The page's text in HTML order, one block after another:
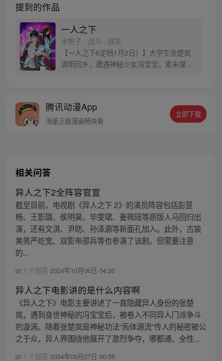
提到的作品
一人之下
米橙子 · 战斗 · 搞笑
【一人之下6定档1月2日！】大学生张楚岚
清明回乡，遭遇神秘少女冯宝宝。素未谋面
密，张楚岚的生活被彻底颠覆，与冯宝宝一
同踏上“异人”之旅。
腾讯动漫App
海量正版漫画畅快看
立即下载
相关问答
异人之下2全阵容官宣
截至目前，电视剧《异人之下 2》的演员阵容包括彭昱
畅、王影璐、侯明昊、毕雯珺、姜珮瑶等原版人马回归出
演，还有文淇、尹昉、孙泽源等新面孔加入。此外，古装
美男严屹宽、双影帝邵兵等也参演了该剧。但需要注意
的...
1 个回答 2024年10月06日 04:20
异人之下电影讲的是什么内容啊
《异人之下》电影主要讲述了一直隐藏异人身份的张楚
岚，遇到身世神秘的冯宝宝后，被卷入不同异人门派争斗
的漩涡。随着张楚岚是神秘功法“炁体源流”传人的秘密被公
之于众，异人界围绕他展开了激烈争夺，哪都通、全性...
1 个回答 2024年09月27日 00:58